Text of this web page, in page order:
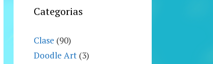
Categorias
Clase (90)
Doodle Art (3)